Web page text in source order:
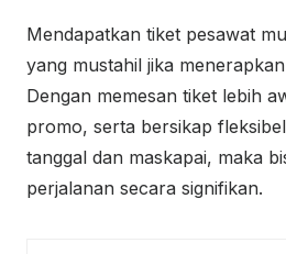
Mendapatkan tiket pesawat
yang mustahil jika
Dengan memesan tiket lebih
promo, serta bersikap
tanggal dan maskapai, maka
perjalanan secara signifikan.